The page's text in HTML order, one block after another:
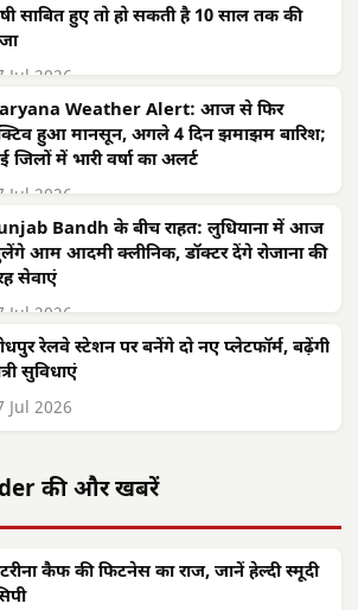
साबित हुए तो हो सकती है 10 साल तक की
Jul 2026
Weather Alert: आज से फिर
हुआ मानसून, अगले 4 दिन झमाझम बारिश;
जिलों में भारी वर्षा का अलर्ट
Jul 2026
Bandh के बीच राहत: लुधियाना में आज
आम आदमी क्लीनिक, डॉक्टर देंगे रोजाना की
सेवाएं
Jul 2026
रेलवे स्टेशन पर बनेंगे दो नए प्लेटफॉर्म, बढ़ेंगी
सुविधाएं
Jul 2026
की और खबरें
कैफ की फिटनेस का राज, जानें हेल्दी स्मूदी